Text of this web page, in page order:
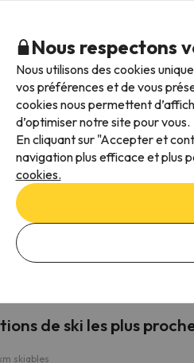
couvert moyennant un
s'il offre la
de compagnie
domestiques. Pour
de ski les plus
skiables
Nous respectons
Nous utilisons des cookies
vos préférences et de vous
cookies nous permettent
d’optimiser notre site pour vous.
En cliquant sur "Accepter et
navigation plus efficace et plus
cookies.